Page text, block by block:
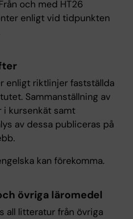
och med HT26
enligt vid tidpunkten
enligt riktlinjer fastställda
Sammanställning av
i kursenkät samt
av dessa publiceras på
kan förekomma.
övriga läromedel
all litteratur från övriga